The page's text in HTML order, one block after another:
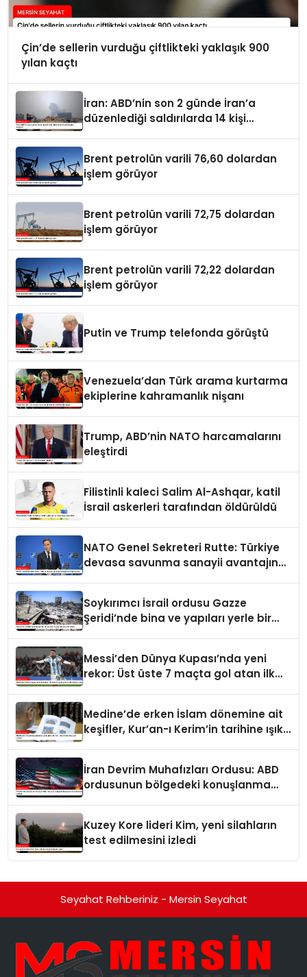
Çin’de sellerin vurduğu çiftlikteki yaklaşık 900
yılan kaçtı
İran: ABD’nin son 2 günde İran’a
düzenlediği saldırılarda 14 kişi
Brent petrolün varili 76,60 dolardan
işlem görüyor
Brent petrolün varili 72,75 dolardan
işlem görüyor
Brent petrolün varili 72,22 dolardan
işlem görüyor
Putin ve Trump telefonda görüştü
Venezuela’dan Türk arama kurtarma
ekiplerine kahramanlık nişanı
Trump, ABD’nin NATO harcamalarını
eleştirdi
Filistinli kaleci Salim Al-Ashqar, katil
İsrail askerleri tarafından öldürüldü
NATO Genel Sekreteri Rutte: Türkiye
devasa savunma sanayii avantajına
Soykırımcı İsrail ordusu Gazze
Şeridi’nde bina ve yapıları yerle bir
Messi’den Dünya Kupası’nda yeni
rekor: Üst üste 7 maçta gol atan ilk
Medine’de erken İslam dönemine ait
keşifler, Kur’an-ı Kerim’in tarihine ışık
İran Devrim Muhafızları Ordusu: ABD
ordusunun bölgedeki konuşlanma
Kuzey Kore lideri Kim, yeni silahların
test edilmesini izledi
Seyahat Rehberiniz - Mersin Seyahat